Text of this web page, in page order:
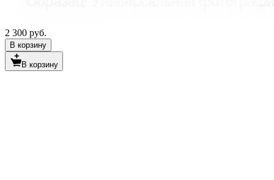
2 300 руб.
В корзину
В корзину